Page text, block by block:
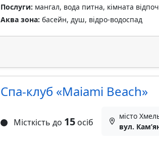
Послуги: мангал, вода питна, кімната
Аква зона: басейн, душ, відро-водоспад
Спа-клуб «Maiami Beach»
Місткість до 15осіб
місто
вул.